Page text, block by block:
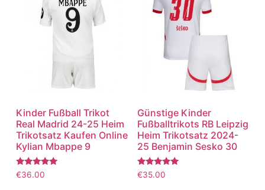
Kinder Fußball Trikot
Real Madrid 24-25 Heim
Trikotsatz Kaufen Online
Kylian Mbappe 9
Bewertet
mit
€36.00
Günstige Kinder
Fußballtrikots RB Leipzig
Heim Trikotsatz 2024-
25 Benjamin Sesko 30
Bewertet
mit
€35.00